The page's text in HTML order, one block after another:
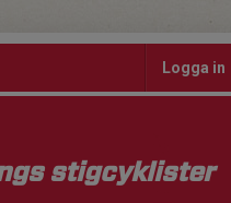
Logga in
stigcyklister